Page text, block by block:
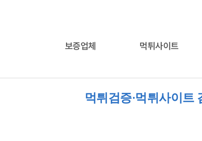
보증업체 먹튀사이트
먹튀검증·먹튀사이트